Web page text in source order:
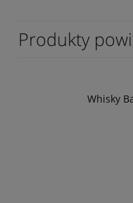
Produkty
Whisky